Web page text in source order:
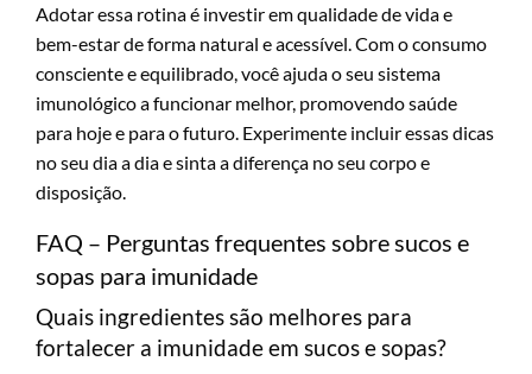
Adotar essa rotina é investir em qualidade de vida e
bem-estar de forma natural e acessível. Com o consumo
consciente e equilibrado, você ajuda o seu sistema
imunológico a funcionar melhor, promovendo saúde
para hoje e para o futuro. Experimente incluir essas dicas
no seu dia a dia e sinta a diferença no seu corpo e
disposição.
FAQ – Perguntas frequentes sobre sucos e
sopas para imunidade
Quais ingredientes são melhores para
fortalecer a imunidade em sucos e sopas?